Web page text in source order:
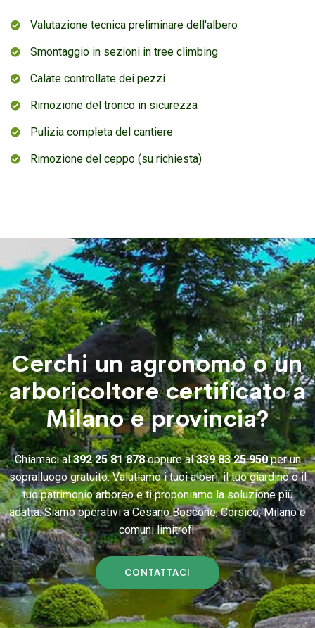
Valutazione tecnica preliminare dell'albero
Smontaggio in sezioni in tree climbing
Calate controllate dei pezzi
Rimozione del tronco in sicurezza
Pulizia completa del cantiere
Rimozione del ceppo (su richiesta)
Cerchi un agronomo o un
arboricoltore certificato a
Milano e provincia?
Chiamaci al392 25 81 878oppure al339 83 25 950per un
sopralluogo gratuito. Valutiamo i tuoi alberi, il tuo giardino o il
tuo patrimonio arboreo e ti proponiamo la soluzione più
adatta. Siamo operativi a Cesano Boscone, Corsico, Milano e
comuni limitrofi.
CONTATTACI